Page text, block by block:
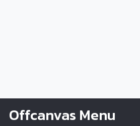
Offcanvas Menu